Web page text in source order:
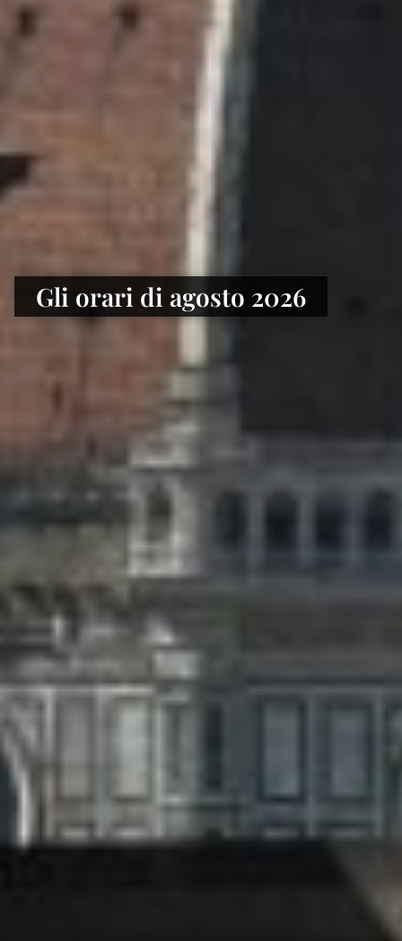
Gli orari di agosto 2026